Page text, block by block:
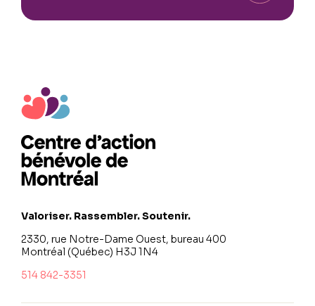
Valoriser. Rassembler. Soutenir.
2330, rue Notre-Dame Ouest, bureau 400
Montréal (Québec) H3J 1N4
514 842-3351